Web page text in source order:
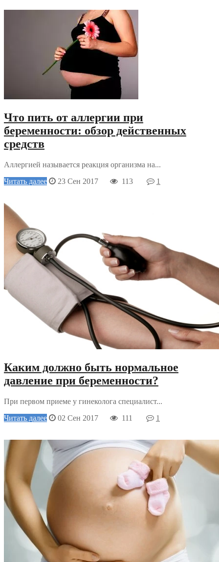
Что пить от аллергии при
беременности: обзор действенных
средств
Аллергией называется реакция организма на...
Читать далее
23 Сен 2017 113 1
Каким должно быть нормальное
давление при беременности?
При первом приеме у гинеколога специалист...
Читать далее
02 Сен 2017 111 1